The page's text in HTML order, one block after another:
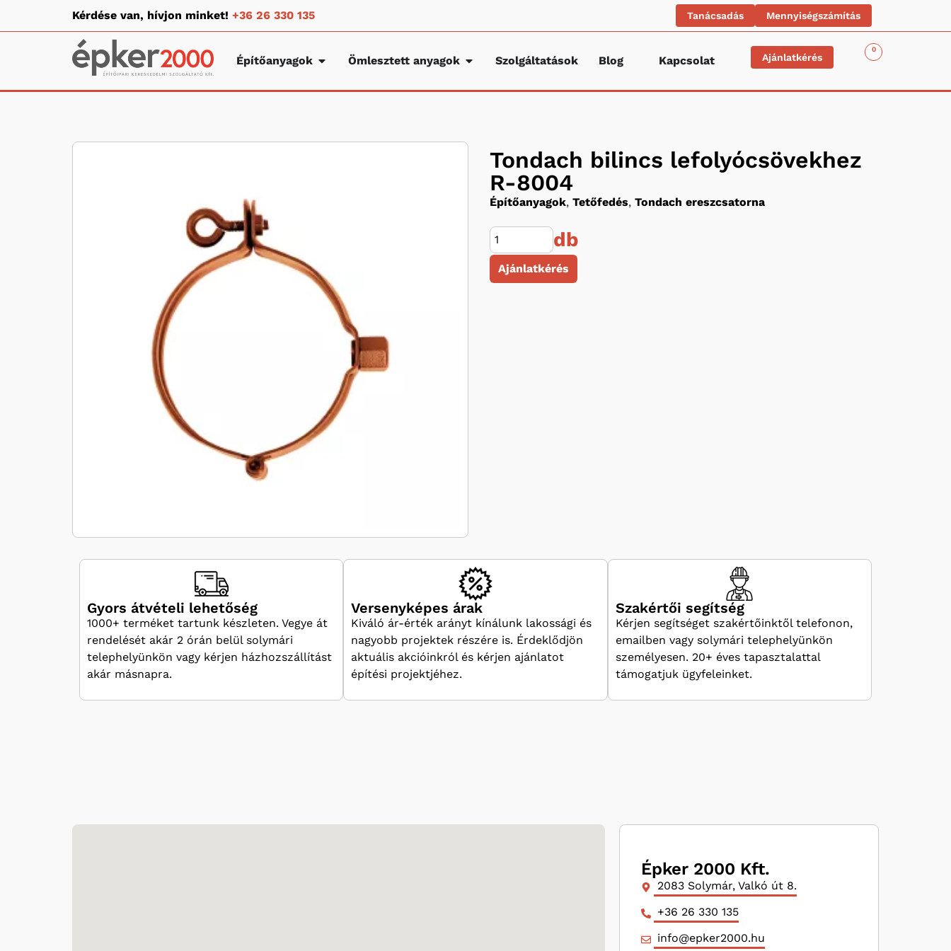
Kérdése van, hívjon minket! +36 26 330 135 Tanácsadás Mennyiségszámítás
Építőanyagok Ömlesztett anyagok Szolgáltatások Blog Kapcsolat Ajánlatkérés
0
Tondach bilincs lefolyócsövekhez
R-8004
Építőanyagok, Tetőfedés, Tondach ereszcsatorna
db
Ajánlatkérés
Gyors átvételi lehetőség
1000+ terméket tartunk készleten. Vegye át
rendelését akár 2 órán belül solymári
telephelyünkön vagy kérjen házhozszállítást
akár másnapra.
Versenyképes árak
Kiváló ár-érték arányt kínálunk lakossági és
nagyobb projektek részére is. Érdeklődjön
aktuális akcióinkról és kérjen ajánlatot
építési projektjéhez.
Szakértői segítség
Kérjen segítséget szakértőinktől telefonon,
emailben vagy solymári telephelyünkön
személyesen. 20+ éves tapasztalattal
támogatjuk ügyfeleinket.
Épker 2000 Kft.
2083 Solymár, Valkó út 8.
+36 26 330 135
info@epker2000.hu